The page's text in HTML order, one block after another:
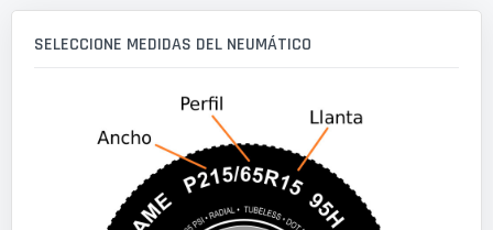
SELECCIONE MEDIDAS DEL NEUMÁTICO